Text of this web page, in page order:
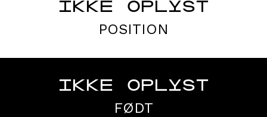
IKKE OPLYST
POSITION
IKKE OPLYST
FØDT